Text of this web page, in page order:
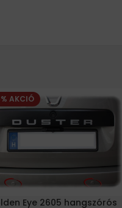
AKCIÓ
Eye 2605 hangszórós